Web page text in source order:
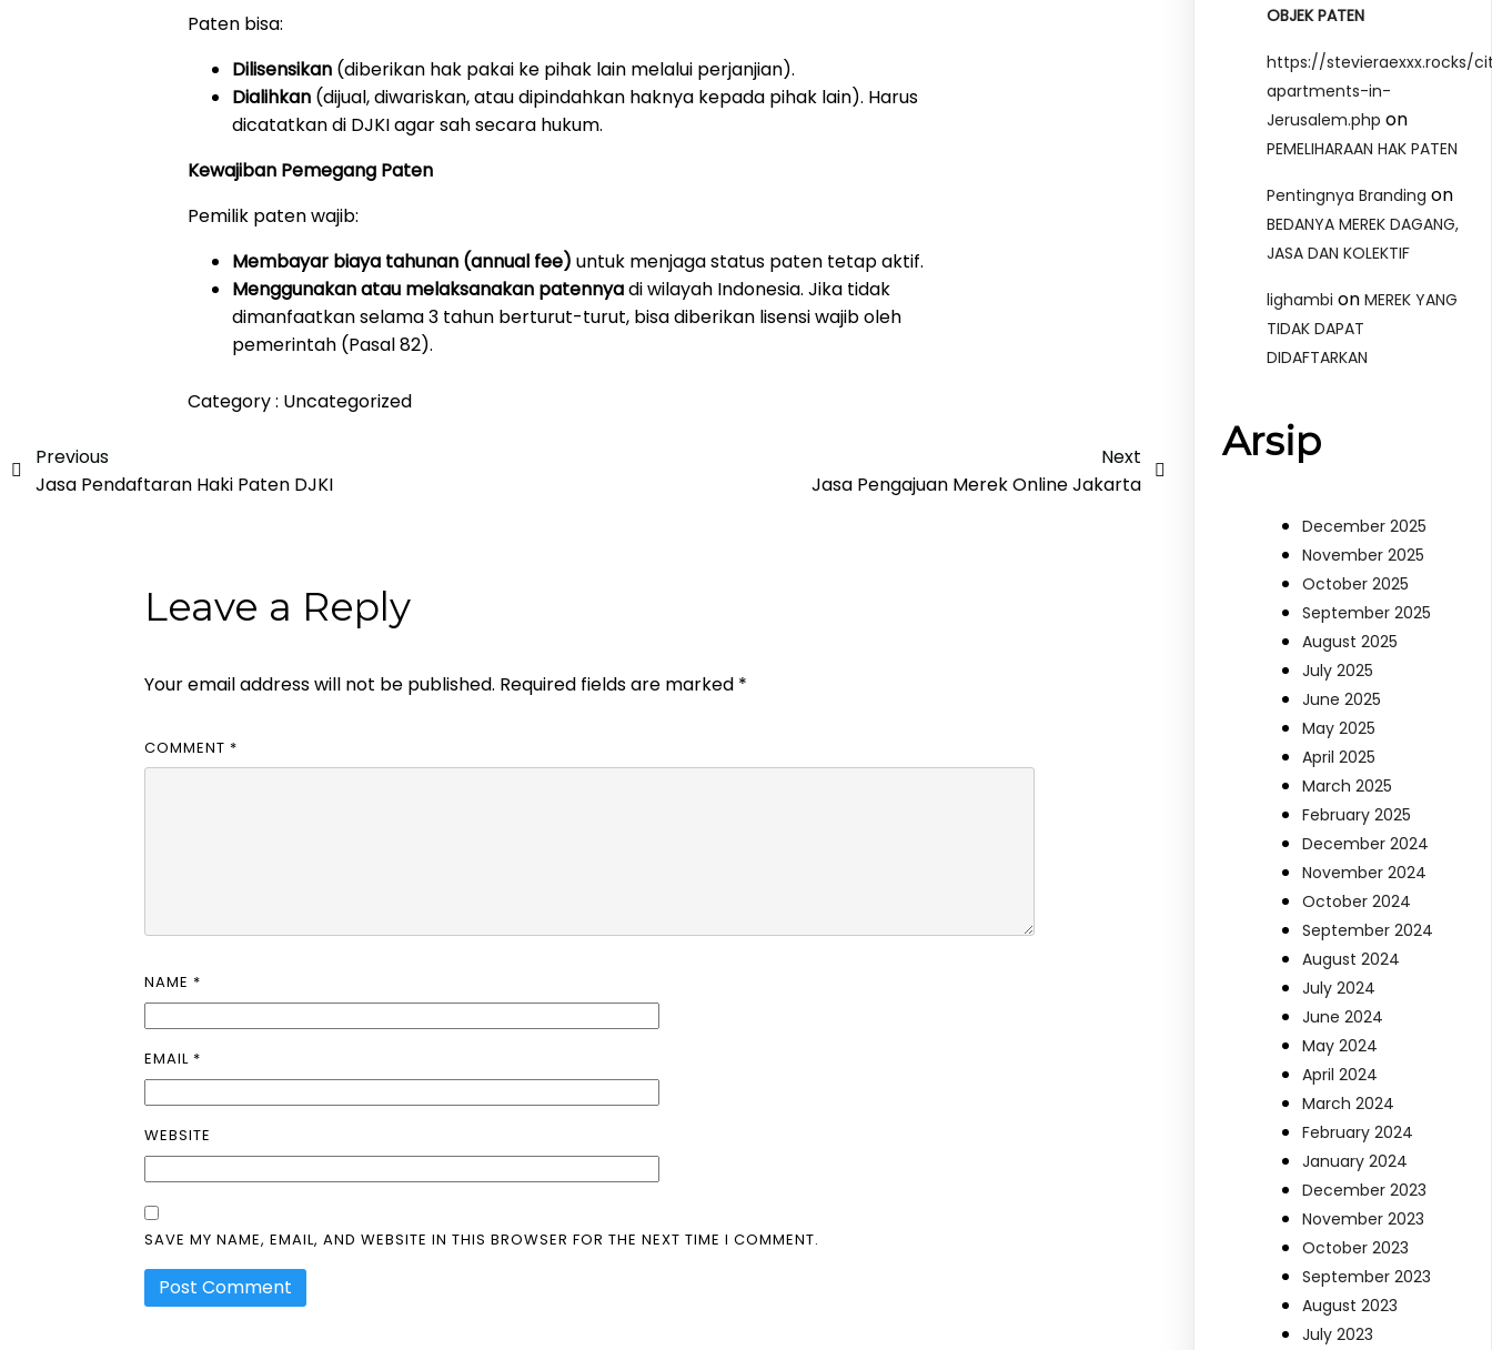
Paten bisa:
Dilisensikan (diberikan hak pakai ke pihak lain melalui perjanjian).
Dialihkan (dijual, diwariskan, atau dipindahkan haknya kepada pihak lain). Harus
dicatatkan di DJKI agar sah secara hukum.
Kewajiban Pemegang Paten
Pemilik paten wajib:
Membayar biaya tahunan (annual fee) untuk menjaga status paten tetap aktif.
Menggunakan atau melaksanakan patennyadi wilayah Indonesia. Jika tidak
dimanfaatkan selama 3 tahun berturut-turut, bisa diberikan lisensi wajib oleh
pemerintah (Pasal 82).
Category : Uncategorized
Previous
Jasa Pendaftaran Haki Paten DJKI
Next
Jasa Pengajuan Merek Online Jakarta
Leave a Reply
Your email address will not be published. Required fields are marked *
COMMENT *
NAME *
EMAIL *
WEBSITE
SAVE MY NAME, EMAIL, AND WEBSITE IN THIS BROWSER FOR THE NEXT TIME I COMMENT.
OBJEK PATEN
https://stevieraexxx.rocks/
apartments-in-
Jerusalem.php on
PEMELIHARAAN HAK PATEN
Pentingnya Branding on
BEDANYA MEREK DAGANG,
JASA DAN KOLEKTIF
lighambi onMEREK YANG
TIDAK DAPAT
DIDAFTARKAN
Arsip
December 2025
November 2025
October 2025
September 2025
August 2025
July 2025
June 2025
May 2025
April 2025
March 2025
February 2025
December 2024
November 2024
October 2024
September 2024
August 2024
July 2024
June 2024
May 2024
April 2024
March 2024
February 2024
January 2024
December 2023
November 2023
October 2023
September 2023
August 2023
July 2023